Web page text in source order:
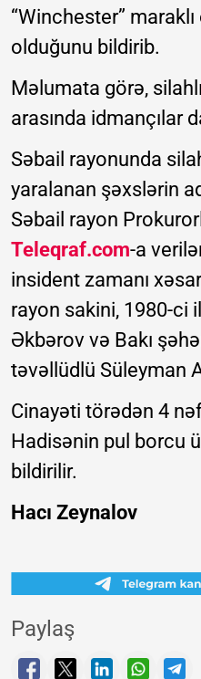
“Winchester”
olduğunu bildirib.
Məlumata görə,
arasında idmançılar
Səbail rayonunda
yaralanan şəxslərin
Səbail rayon
Teleqraf.com-a
insident zamanı
rayon sakini, 1980-ci
Əkbərov və Bakı
təvəllüdlü Süleyman
Cinayəti törədən 4
Hadisənin pul borcu
bildirilir.
Hacı Zeynalov
Paylaş